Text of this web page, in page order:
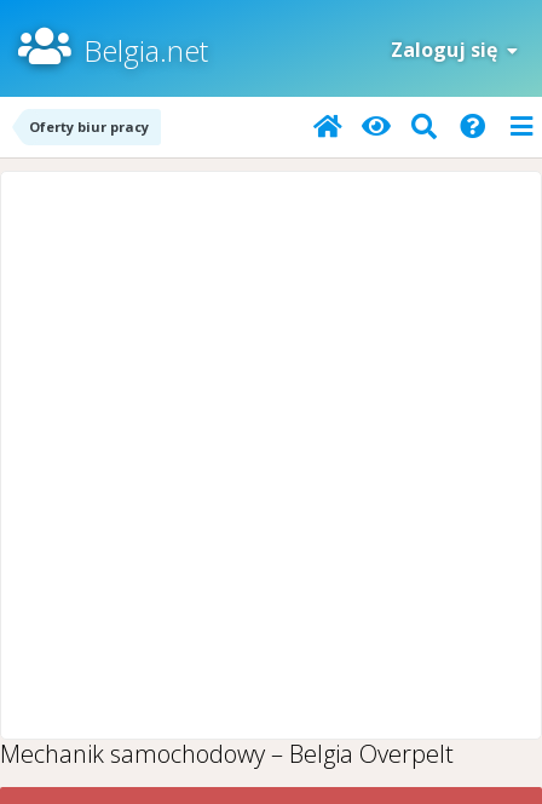
Belgia.net Zaloguj się
Oferty biur pracy
Mechanik samochodowy – Belgia Overpelt